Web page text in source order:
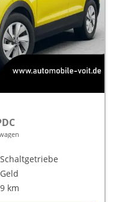
Schaltgetriebe
Geld
9 km